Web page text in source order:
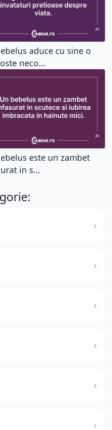
aduce cu sine o
neco...
este un zambet
in s...